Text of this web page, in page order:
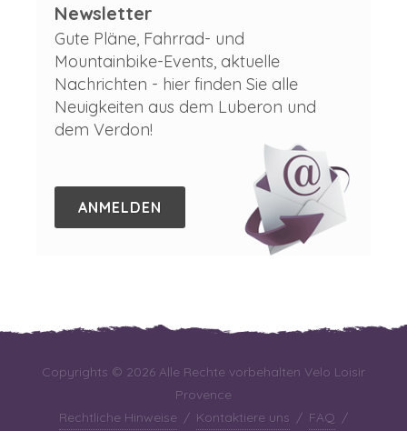
Newsletter
Gute Pläne, Fahrrad- und
Mountainbike-Events, aktuelle
Nachrichten - hier finden Sie alle
Neuigkeiten aus dem Luberon und
dem Verdon!
ANMELDEN
Copyrights © 2026 Alle Rechte vorbehalten Velo Loisir
Provence
Rechtliche Hinweise / Kontaktiere uns / FAQ /